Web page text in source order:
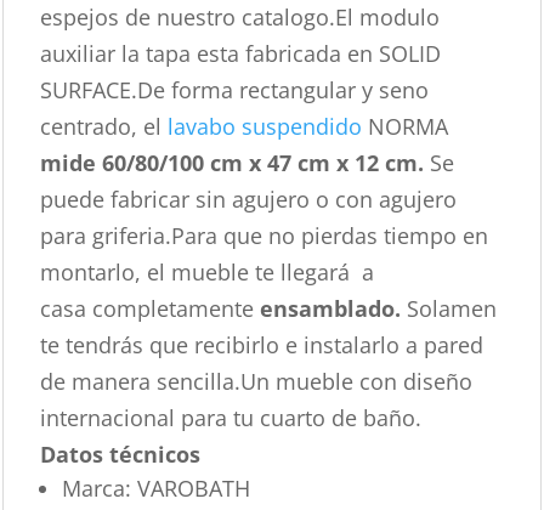
espejos de nuestro catalogo.El modulo
auxiliar la tapa esta fabricada en SOLID
SURFACE.De forma rectangular y seno
centrado, el lavabo suspendido NORMA
mide 60/80/100 cm x 47 cm x 12 cm. Se
puede fabricar sin agujero o con agujero
para griferia.Para que no pierdas tiempo en
montarlo, el mueble te llegará a
casa completamente ensamblado. Solamen
te tendrás que recibirlo e instalarlo a pared
de manera sencilla.Un mueble con diseño
internacional para tu cuarto de baño.
Datos técnicos
Marca: VAROBATH